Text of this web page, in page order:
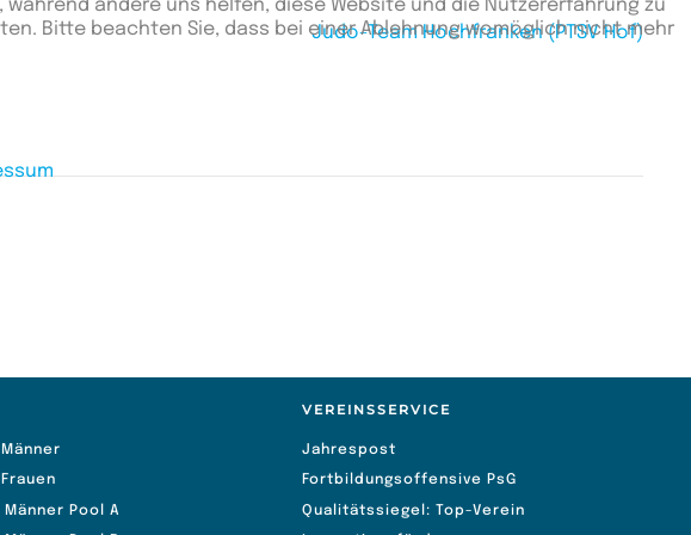
Judo-Team Hochfranken (PTSV Hof)
Pool A
VEREINSSERVICE
Jahrespost
Fortbildungsoffensive PsG
Qualitätssiegel: Top-Verein
andere uns helfen, diese Website und die Nutzererfahrung zu
Bitte beachten Sie, dass bei einer Ablehnung womöglich nicht mehr